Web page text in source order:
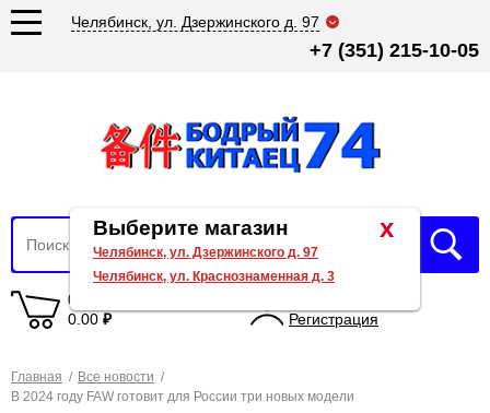
Челябинск, ул. Дзержинского д. 97
+7 (351) 215-10-05
0 товаров
0.00 ₽
Регистрация
Главная / Все новости /
В 2024 году FAW готовит для России три новых модели
x
Выберите магазин
Челябинск, ул. Дзержинского д. 97
Челябинск, ул. Краснознаменная д. 3